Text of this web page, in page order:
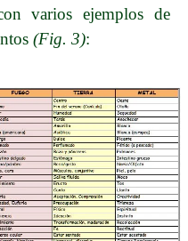
varios ejemplos de
(Fig. 3):